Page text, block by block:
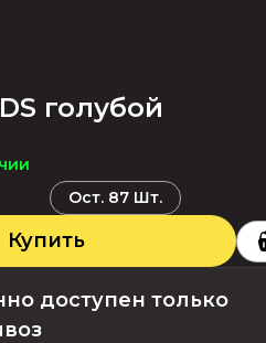
голубой
Ост. 87 Шт.
Купить
доступен только